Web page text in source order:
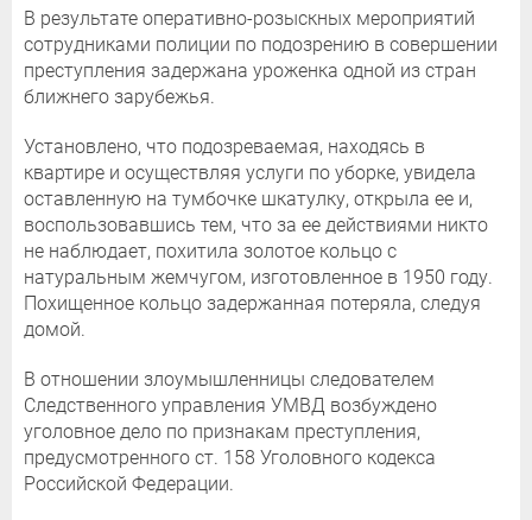
В результате оперативно-розыскных мероприятий
сотрудниками полиции по подозрению в совершении
преступления задержана уроженка одной из стран
ближнего зарубежья.
Установлено, что подозреваемая, находясь в
квартире и осуществляя услуги по уборке, увидела
оставленную на тумбочке шкатулку, открыла ее и,
воспользовавшись тем, что за ее действиями никто
не наблюдает, похитила золотое кольцо с
натуральным жемчугом, изготовленное в 1950 году.
Похищенное кольцо задержанная потеряла, следуя
домой.
В отношении злоумышленницы следователем
Следственного управления УМВД возбуждено
уголовное дело по признакам преступления,
предусмотренного ст. 158 Уголовного кодекса
Российской Федерации.